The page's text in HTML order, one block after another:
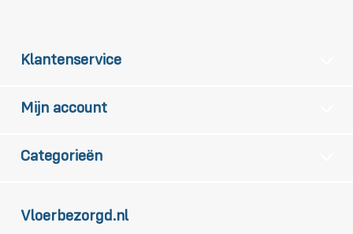
Vloerbezorgd.nl
Klantenservice
Mijn account
Categorieën